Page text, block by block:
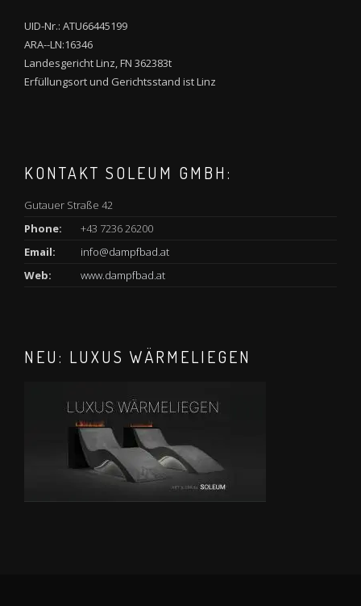
UID-Nr.: ATU66445199
ARA--LN:16346
Landesgericht Linz, FN 362383t
Erfüllungsort und Gerichtsstand ist Linz
KONTAKT SOLEUM GMBH:
Gutauer Straße 42
Phone:
+43 7236 26200
Email:
info@dampfbad.at
Web:
www.dampfbad.at
NEU: LUXUS WÄRMELIEGEN